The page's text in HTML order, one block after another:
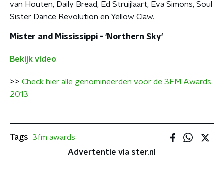
van Houten, Daily Bread, Ed Struijlaart, Eva Simons, Soul
Sister Dance Revolution en Yellow Claw.
Mister and Mississippi - 'Northern Sky'
Bekijk video
>> Check hier alle genomineerden voor de 3FM Awards
2013
Tags 3fm awards
Advertentie via ster.nl